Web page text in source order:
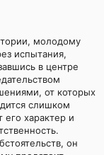
молодому
испытания,
в центре
от которых
слишком
его характер и
он